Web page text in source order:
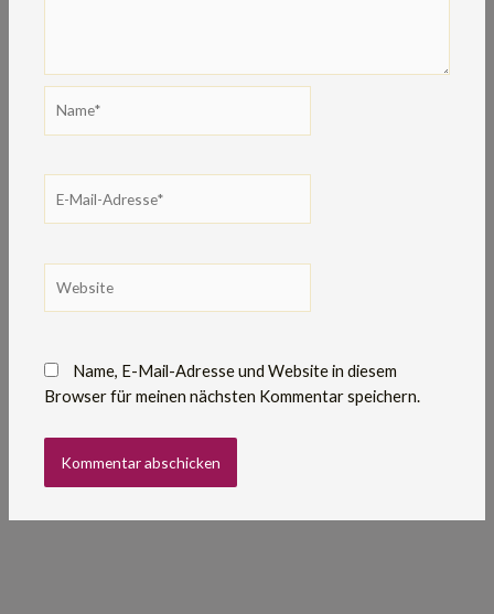
Mail-
Name, E-Mail-Adresse und Website in diesem
Browser für meinen nächsten Kommentar speichern.